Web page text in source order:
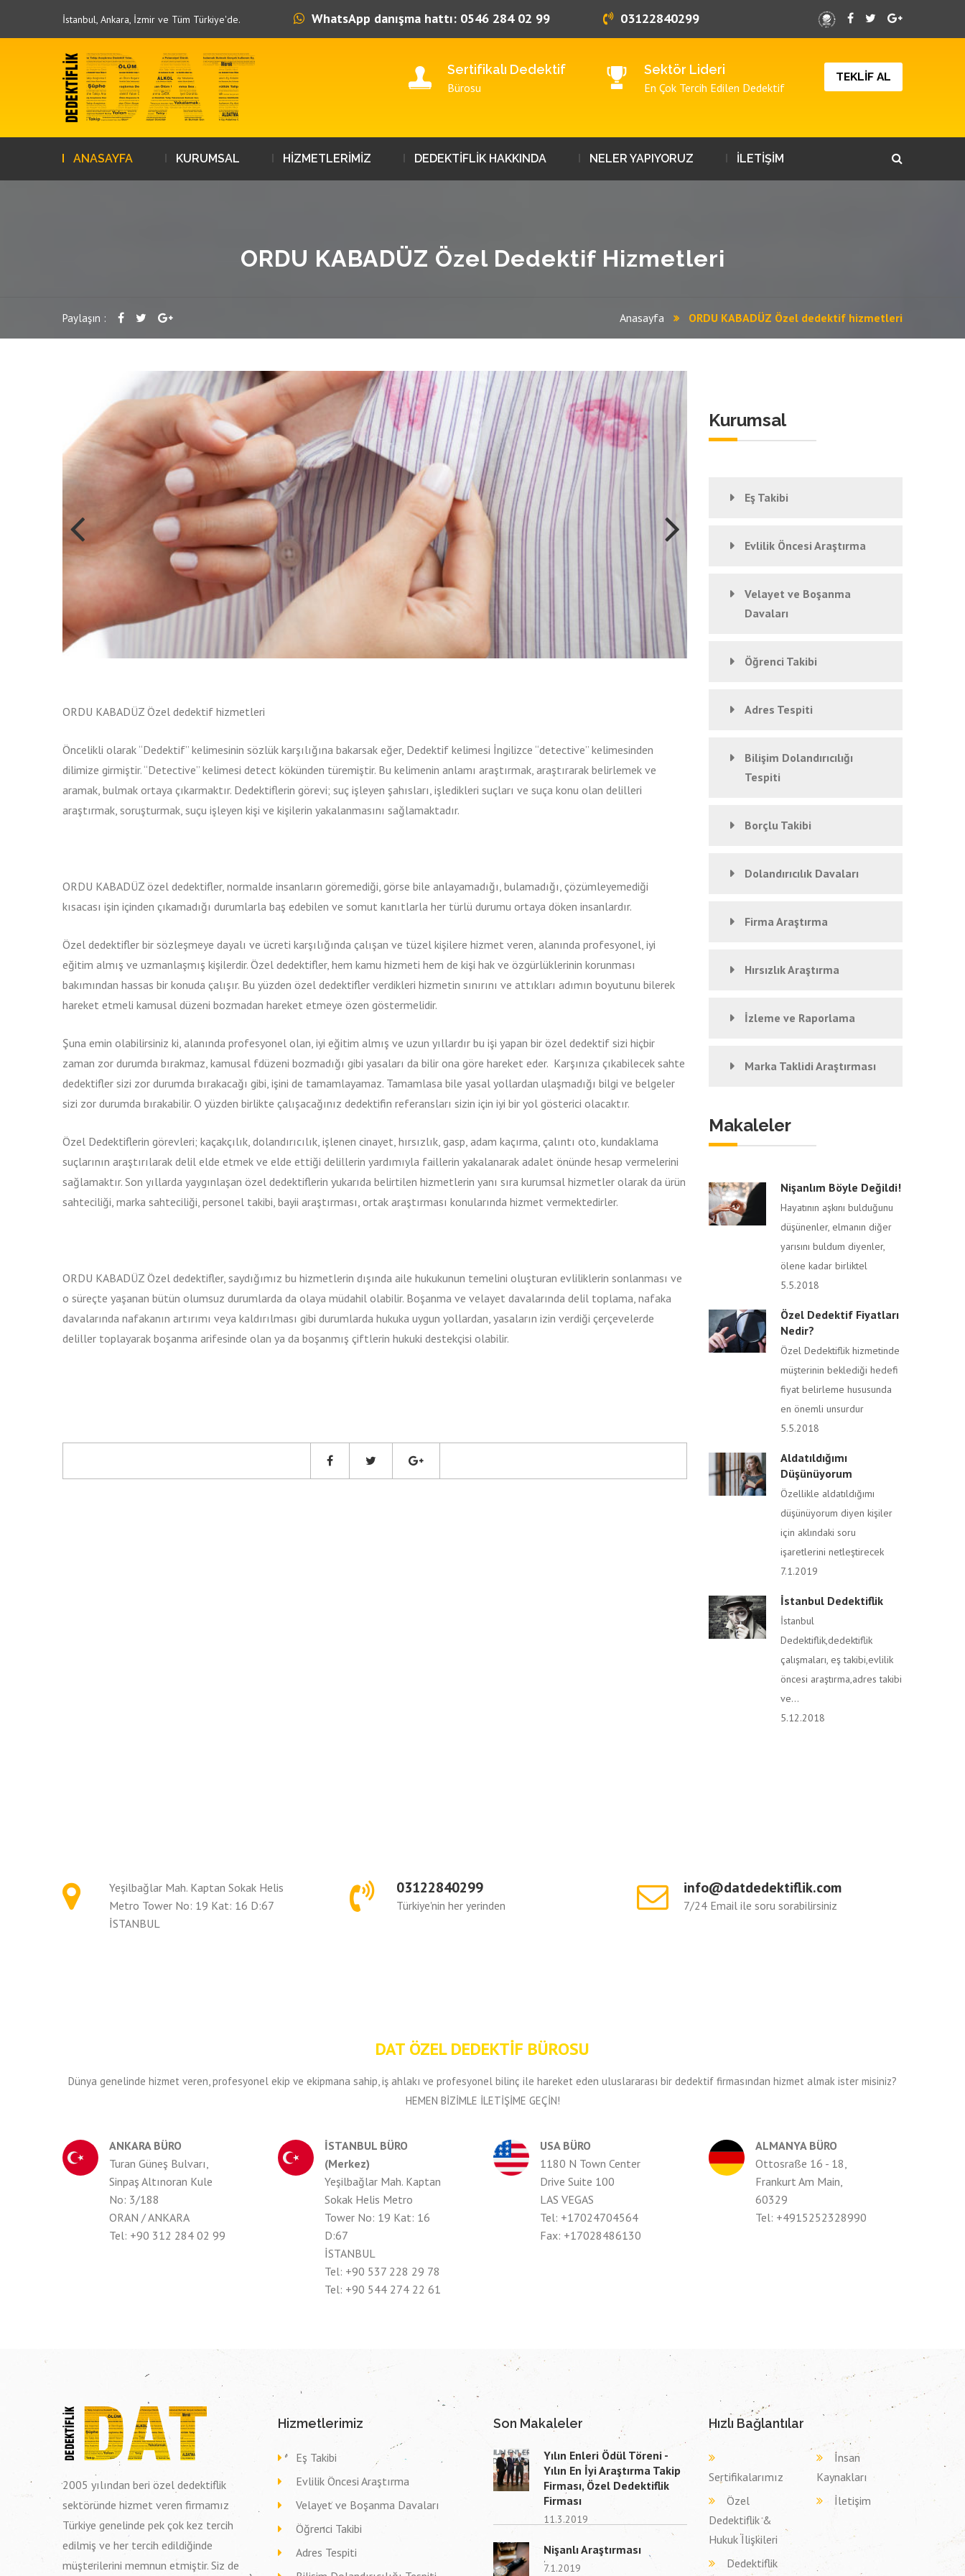
İstanbul, Ankara, İzmir ve Tüm Türkiye'de. WhatsApp danışma hattı: 0546 284 02 99 03122840299
Sertifikalı Dedektif
Bürosu
Sektör Lideri
En Çok Tercih Edilen Dedektif
TEKLİF AL
ANASAYFA KURUMSAL HİZMETLERİMİZ DEDEKTİFLİK HAKKINDA NELER YAPIYORUZ İLETİŞİM
ORDU KABADÜZ Özel Dedektif Hizmetleri
Paylaşın : Anasayfa ORDU KABADÜZ Özel dedektif hizmetleri
ORDU KABADÜZ Özel dedektif hizmetleri
Öncelikli olarak “Dedektif” kelimesinin sözlük karşılığına bakarsak eğer, Dedektif kelimesi İngilizce “detective” kelimesinden
dilimize girmiştir. “Detective” kelimesi detect kökünden türemiştir. Bu kelimenin anlamı araştırmak, araştırarak belirlemek ve
aramak, bulmak ortaya çıkarmaktır. Dedektiflerin görevi; suç işleyen şahısları, işledikleri suçları ve suça konu olan delilleri
araştırmak, soruşturmak, suçu işleyen kişi ve kişilerin yakalanmasını sağlamaktadır.
ORDU KABADÜZ özel dedektifler, normalde insanların göremediği, görse bile anlayamadığı, bulamadığı, çözümleyemediği
kısacası işin içinden çıkamadığı durumlarla baş edebilen ve somut kanıtlarla her türlü durumu ortaya döken insanlardır.
Özel dedektifler bir sözleşmeye dayalı ve ücreti karşılığında çalışan ve tüzel kişilere hizmet veren, alanında profesyonel, iyi
eğitim almış ve uzmanlaşmış kişilerdir. Özel dedektifler, hem kamu hizmeti hem de kişi hak ve özgürlüklerinin korunması
bakımından hassas bir konuda çalışır. Bu yüzden özel dedektifler verdikleri hizmetin sınırını ve attıkları adımın boyutunu bilerek
hareket etmeli kamusal düzeni bozmadan hareket etmeye özen göstermelidir.
Şuna emin olabilirsiniz ki, alanında profesyonel olan, iyi eğitim almış ve uzun yıllardır bu işi yapan bir özel dedektif sizi hiçbir
zaman zor durumda bırakmaz, kamusal fdüzeni bozmadığı gibi yasaları da bilir ona göre hareket eder. Karşınıza çıkabilecek sahte
dedektifler sizi zor durumda bırakacağı gibi, işini de tamamlayamaz. Tamamlasa bile yasal yollardan ulaşmadığı bilgi ve belgeler
sizi zor durumda bırakabilir. O yüzden birlikte çalışacağınız dedektifin referansları sizin için iyi bir yol gösterici olacaktır.
Özel Dedektiflerin görevleri; kaçakçılık, dolandırıcılık, işlenen cinayet, hırsızlık, gasp, adam kaçırma, çalıntı oto, kundaklama
suçlarının araştırılarak delil elde etmek ve elde ettiği delillerin yardımıyla faillerin yakalanarak adalet önünde hesap vermelerini
sağlamaktır. Son yıllarda yaygınlaşan özel dedektiflerin yukarıda belirtilen hizmetlerin yanı sıra kurumsal hizmetler olarak da ürün
sahteciliği, marka sahteciliği, personel takibi, bayii araştırması, ortak araştırması konularında hizmet vermektedirler.
ORDU KABADÜZ Özel dedektifler, saydığımız bu hizmetlerin dışında aile hukukunun temelini oluşturan evliliklerin sonlanması ve
o süreçte yaşanan bütün olumsuz durumlarda da olaya müdahil olabilir. Boşanma ve velayet davalarında delil toplama, nafaka
davalarında nafakanın artırımı veya kaldırılması gibi durumlarda hukuka uygun yollardan, yasaların izin verdiği çerçevelerde
deliller toplayarak boşanma arifesinde olan ya da boşanmış çiftlerin hukuki destekçisi olabilir.
Kurumsal
Eş Takibi
Evlilik Öncesi Araştırma
Velayet ve Boşanma
Davaları
Öğrenci Takibi
Adres Tespiti
Bilişim Dolandırıcılığı
Tespiti
Borçlu Takibi
Dolandırıcılık Davaları
Firma Araştırma
Hırsızlık Araştırma
İzleme ve Raporlama
Marka Taklidi Araştırması
Makaleler
Nişanlım Böyle Değildi!
Hayatının aşkını bulduğunu
düşünenler, elmanın diğer
yarısını buldum diyenler,
ölene kadar birliktel
5.5.2018
Özel Dedektif Fiyatları
Nedir?
Özel Dedektiflik hizmetinde
müşterinin beklediği hedefi
fiyat belirleme hususunda
en önemli unsurdur
5.5.2018
Aldatıldığımı
Düşünüyorum
Özellikle aldatıldığımı
düşünüyorum diyen kişiler
için aklındaki soru
işaretlerini netleştirecek
7.1.2019
İstanbul Dedektiflik
İstanbul
Dedektiflik,dedektiflik
çalışmaları, eş takibi,evlilik
öncesi araştırma,adres takibi
ve...
5.12.2018
Yeşilbağlar Mah. Kaptan Sokak Helis
Metro Tower No: 19 Kat: 16 D:67
İSTANBUL
03122840299
Türkiye'nin her yerinden
info@datdedektiflik.com
7/24 Email ile soru sorabilirsiniz
DAT ÖZEL DEDEKTİF BÜROSU
Dünya genelinde hizmet veren, profesyonel ekip ve ekipmana sahip, iş ahlakı ve profesyonel bilinç ile hareket eden uluslararası bir dedektif firmasından hizmet almak ister misiniz?
HEMEN BİZİMLE İLETİŞİME GEÇİN!
ANKARA BÜRO
Turan Güneş Bulvarı,
Sinpaş Altınoran Kule
No: 3/188
ORAN / ANKARA
Tel: +90 312 284 02 99
İSTANBUL BÜRO
(Merkez)
Yeşilbağlar Mah. Kaptan
Sokak Helis Metro
Tower No: 19 Kat: 16
D:67
İSTANBUL
Tel: +90 537 228 29 78
Tel: +90 544 274 22 61
USA BÜRO
1180 N Town Center
Drive Suite 100
LAS VEGAS
Tel: +17024704564
Fax: +17028486130
ALMANYA BÜRO
Ottosraße 16 - 18,
Frankurt Am Main,
60329
Tel: +4915252328990
2005 yılından beri özel dedektiflik
sektöründe hizmet veren firmamız
Türkiye genelinde pek çok kez tercih
edilmiş ve her tercih edildiğinde
müşterilerini memnun etmiştir. Siz de
Hizmetlerimiz
Eş Takibi
Evlilik Öncesi Araştırma
Velayet ve Boşanma Davaları
Öğrenci Takibi
Adres Tespiti
Son Makaleler
Yılın Enleri Ödül Töreni -
Yılın En İyi Araştırma Takip
Firması, Özel Dedektiflik
Firması
11.3.2019
Nişanlı Araştırması
7.1.2019
Hızlı Bağlantılar
Sertifikalarımız
Özel
Dedektiflik &
Hukuk İlişkileri
Dedektiflik
İnsan
Kaynakları
İletişim